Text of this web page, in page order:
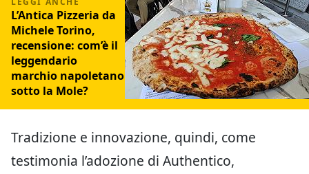
L’Antica Pizzeria da
Michele Torino,
recensione: com’è il
leggendario
marchio napoletano
sotto la Mole?
Tradizione e innovazione, quindi, come
testimonia l’adozione di Authentico,